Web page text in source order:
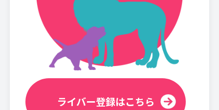
ライバー登録はこちら